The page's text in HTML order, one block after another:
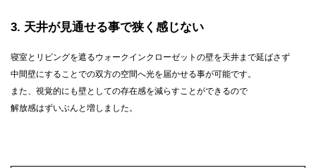
3 天井が見通せる事で狭く感じない
寝室とリビングを遮るウォークインクローゼットの壁を天井まで延ばさず
中間壁にすることでの双方の空間へ光を届かせる事が可能です。
また、視覚的にも壁としての存在感を減らすことができるので
解放感はずいぶんと増しました。